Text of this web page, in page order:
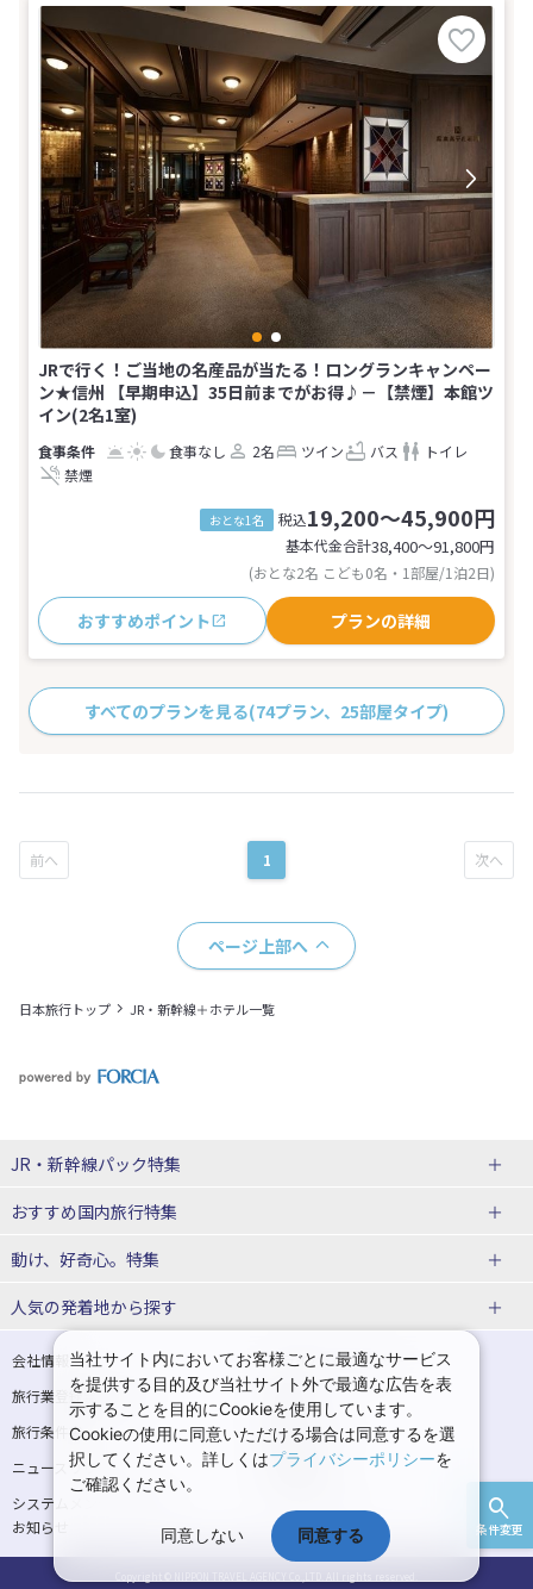
条件変更
JRで行く！ご当地の名産品が当たる！ロングランキャンペー
ン★信州 【早期申込】35日前までがお得♪－【禁煙】本館ツ
イン(2名1室)
食事なし 2名 ツイン バス
トイレ
禁煙
おとな1名 税込19,200～45,900円
基本代金合計38,400〜91,800円
(おとな2名 こども0名・1部屋/1泊2日)
おすすめポイント プランの詳細
すべてのプランを見る(74プラン、25部屋タイプ)
1
ページ上部へ
日本旅行トップ JR・新幹線＋ホテル一覧
JR・新幹線パック特集
tabiwaスペシャル
日帰りTrip
おすすめ国内旅行特集
ユニバーサル・スタジオ・ジャパンへの旅
贅沢時間
大阪
動け、好奇心。特集
西の日キャンペーン
こだわり企画 鉄道 京都 美酒旅 祭り花火 期間限定イベント
体験プラン
親子旅
演劇 イベント スポーツ 音楽
人気の発着地から探す
関西→金沢旅 関西→広島旅
関西→岡山旅 関西→博多旅
広島→大阪旅 広島→博多旅
広島→岡山旅
会社情報
プライバシーポリシー
旅行業登録票・約款
規約集
旅行条件書
商標について
ニュースリリース
採用情報
システムメンテナンスの
お知らせ
当社サイト内においてお客様ごとに最適なサービス
を提供する目的及び当社サイト外で最適な広告を表
示することを目的にCookieを使用しています。
Cookieの使用に同意いただける場合は同意するを選
択してください。詳しくはプライバシーポリシーを
ご確認ください。
同意しない 同意する